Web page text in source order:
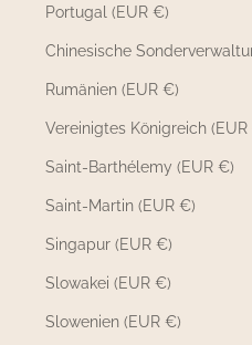
Portugal (EUR €)
Chinesische
Rumänien (EUR €)
Vereinigtes Königreich (EUR
Saint-Barthélemy (EUR €)
Saint-Martin (EUR €)
Singapur (EUR €)
Slowakei (EUR €)
Slowenien (EUR €)